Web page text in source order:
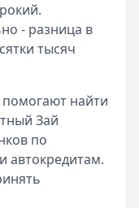
- разница в
тысяч
найти
Зай
по
автокредитам.